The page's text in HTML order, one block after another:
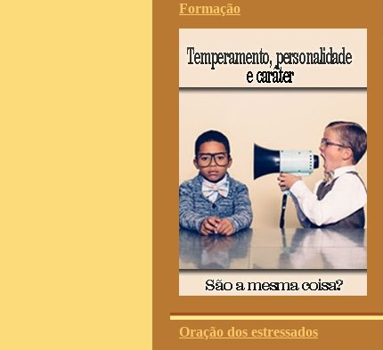
Formação
Oração dos estressados